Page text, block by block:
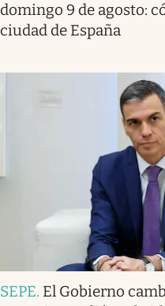
domingo 9 de agosto:
ciudad de España
SEPE. El Gobierno